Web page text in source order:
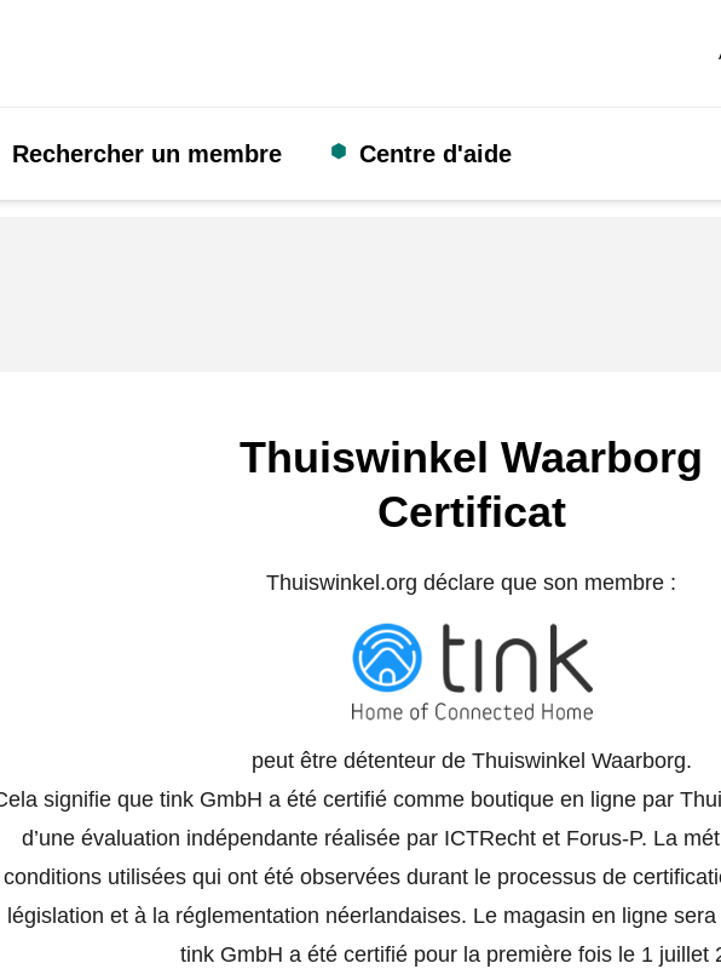
Rechercher un membre Centre d'aide
Thuiswinkel Waarborg
Certificat
Thuiswinkel.org déclare que son membre :
peut être détenteur de Thuiswinkel Waarborg.
signifie que tink GmbH a été certifié comme boutique en ligne par
d’une évaluation indépendante réalisée par ICTRecht et Forus-P. La
conditions utilisées qui ont été observées durant le processus de
législation et à la réglementation néerlandaises. Le magasin en ligne
tink GmbH a été certifié pour la première fois le 1 juillet